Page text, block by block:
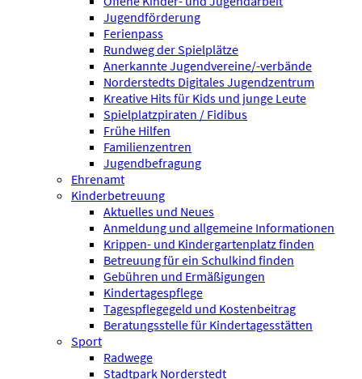
Jugendförderung
Ferienpass
Rundweg der Spielplätze
Anerkannte Jugendvereine/-verbände
Norderstedts Digitales Jugendzentrum
Kreative Hits für Kids und junge Leute
Spielplatzpiraten / Fidibus
Frühe Hilfen
Familienzentren
Jugendbefragung
Ehrenamt
Kinderbetreuung
Aktuelles und Neues
Anmeldung und allgemeine Informationen
Krippen- und Kindergartenplatz finden
Betreuung für ein Schulkind finden
Gebühren und Ermäßigungen
Kindertagespflege
Tagespflegegeld und Kostenbeitrag
Beratungsstelle für Kindertagesstätten
Sport
Radwege
Stadtpark Norderstedt